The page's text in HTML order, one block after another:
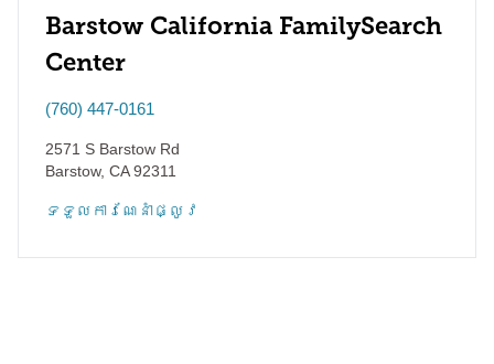
Barstow California FamilySearch
Center
(760) 447-0161
2571 S Barstow Rd
Barstow, CA92311
ទទួល​ការណែនាំ​ផ្លូវ